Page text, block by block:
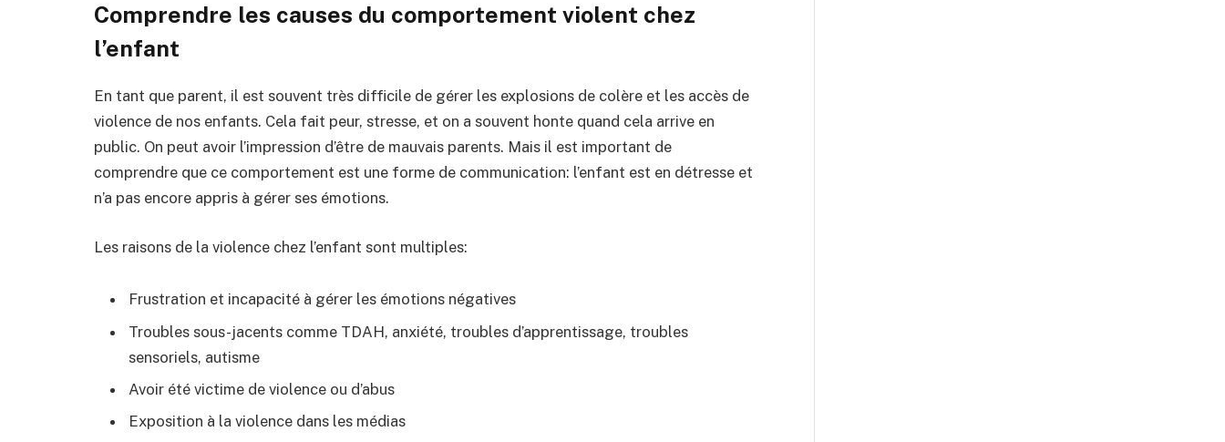
Comprendre les causes du comportement violent chez
l’enfant
En tant que parent, il est souvent très difficile de gérer les explosions de colère et les accès de
violence de nos enfants. Cela fait peur, stresse, et on a souvent honte quand cela arrive en
public. On peut avoir l’impression d’être de mauvais parents. Mais il est important de
comprendre que ce comportement est une forme de communication: l’enfant est en détresse et
n’a pas encore appris à gérer ses émotions.
Les raisons de la violence chez l’enfant sont multiples:
Frustration et incapacité à gérer les émotions négatives
Troubles sous-jacents comme TDAH, anxiété, troubles d’apprentissage, troubles
sensoriels, autisme
Avoir été victime de violence ou d’abus
Exposition à la violence dans les médias